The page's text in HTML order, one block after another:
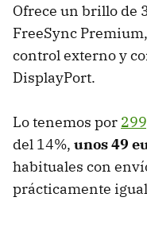
Ofrece un brillo de
FreeSync
control externo y
DisplayPort.
Lo tenemos por
del 14%, unos 49
habituales con
prácticamente